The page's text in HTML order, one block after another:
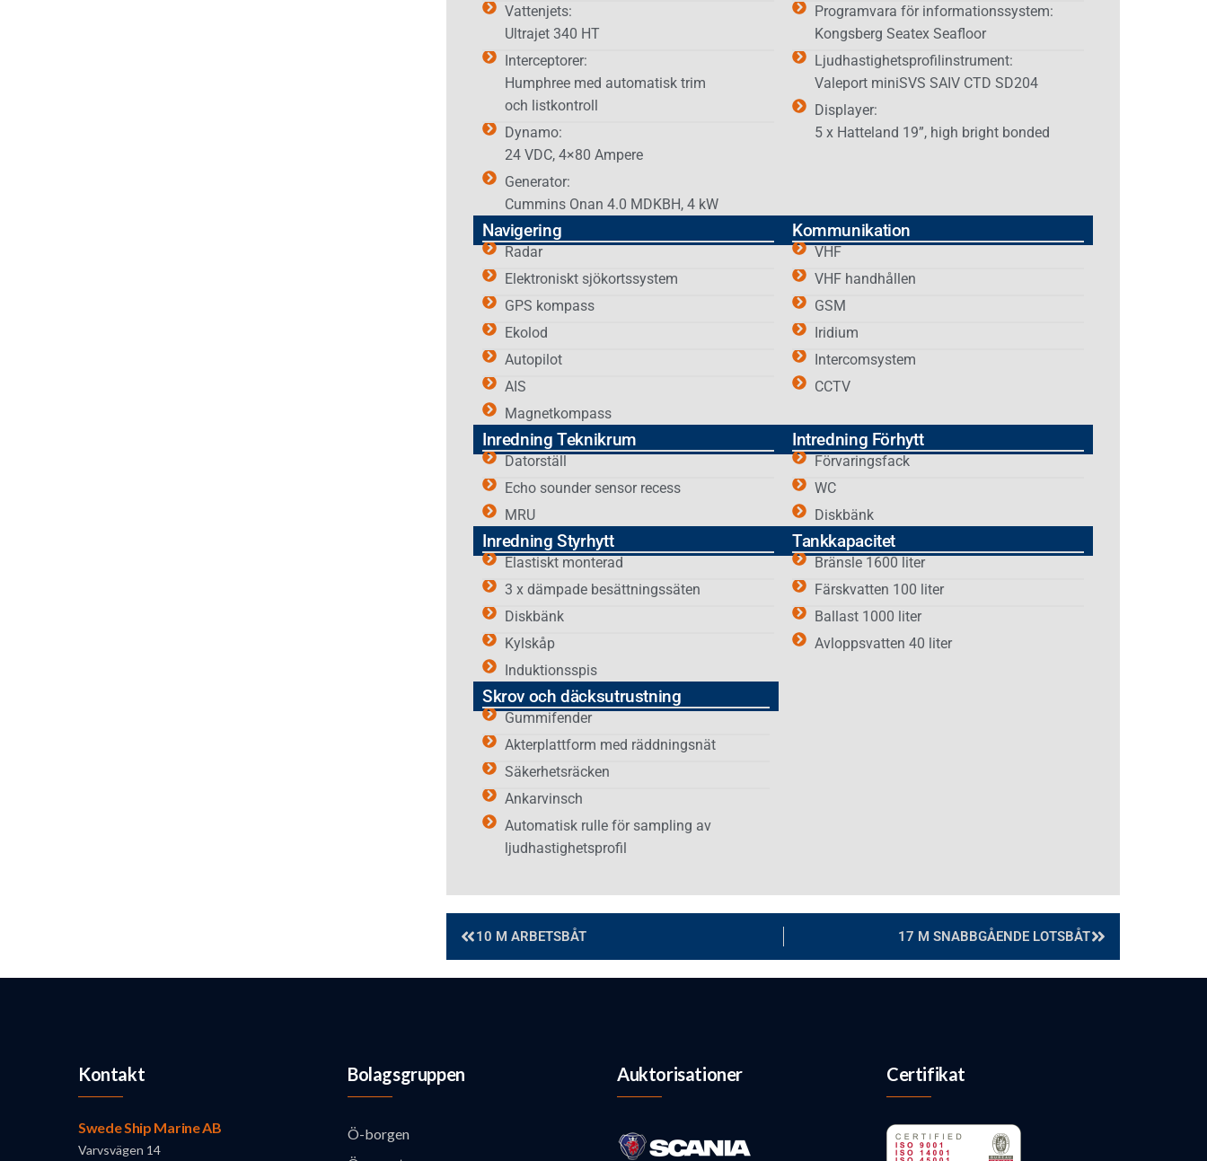
Vattenjets:
Ultrajet 340 HT
Interceptorer:
Humphree med automatisk trim
och listkontroll
Dynamo:
24 VDC, 4×80 Ampere
Generator:
Cummins Onan 4.0 MDKBH, 4 kW
Programvara för informationssystem:
Kongsberg Seatex Seafloor
Ljudhastighetsprofilinstrument:
Valeport miniSVS SAIV CTD SD204
Displayer:
5 x Hatteland 19”, high bright bonded
Navigering
Radar
Elektroniskt sjökortssystem
GPS kompass
Ekolod
Autopilot
AIS
Magnetkompass
Kommunikation
VHF
VHF handhållen
GSM
Iridium
Intercomsystem
CCTV
Inredning Teknikrum
Datorställ
Echo sounder sensor recess
MRU
Intredning Förhytt
Förvaringsfack
WC
Diskbänk
Inredning Styrhytt
Elastiskt monterad
3 x dämpade besättningssäten
Diskbänk
Kylskåp
Induktionsspis
Tankkapacitet
Bränsle 1600 liter
Färskvatten 100 liter
Ballast 1000 liter
Avloppsvatten 40 liter
Skrov och däcksutrustning
Gummifender
Akterplattform med räddningsnät
Säkerhetsräcken
Ankarvinsch
Automatisk rulle för sampling av
ljudhastighetsprofil
10 M ARBETSBÅT 17 M SNABBGÅENDE LOTSBÅT
Kontakt
Swede Ship Marine AB
Varvsvägen 14
Bolagsgruppen
Ö-borgen
Auktorisationer Certifikat